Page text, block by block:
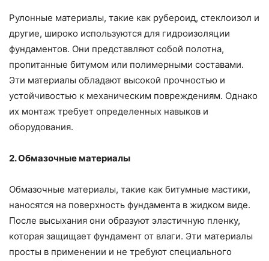
Рулонные материалы, такие как рубероид, стеклоизол и
другие, широко используются для гидроизоляции
фундаментов. Они представляют собой полотна,
пропитанные битумом или полимерными составами.
Эти материалы обладают высокой прочностью и
устойчивостью к механическим повреждениям. Однако
их монтаж требует определенных навыков и
оборудования.
2. Обмазочные материалы
Обмазочные материалы, такие как битумные мастики,
наносятся на поверхность фундамента в жидком виде.
После высыхания они образуют эластичную пленку,
которая защищает фундамент от влаги. Эти материалы
просты в применении и не требуют специального